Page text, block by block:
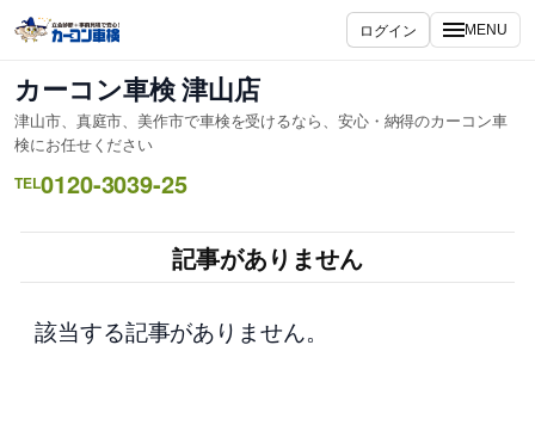
容
ス
キ
ッ
プ
ログイン MENU
カーコン車検 津山店
津山市、真庭市、美作市で車検を受けるなら、安心・納得のカーコン車
検にお任せください
TEL0120-3039-25
記事がありません
該当する記事がありません。